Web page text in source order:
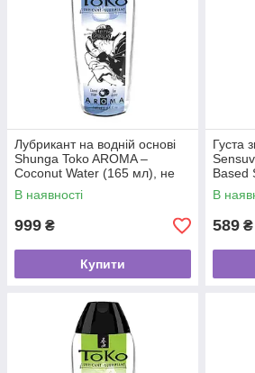
Лубрикант на водній основі
Shunga Toko AROMA –
Coconut Water (165 мл), не
містить цукру
В наявності
999 ₴
Купити
Густа
Based
В
589 ₴